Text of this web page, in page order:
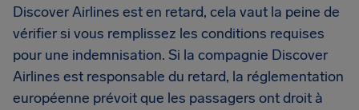
Discover Airlines est en retard, cela vaut la peine de
vérifier si vous remplissez les conditions requises
pour une indemnisation. Si la compagnie Discover
Airlines est responsable du retard, la réglementation
européenne prévoit que les passagers ont droit à